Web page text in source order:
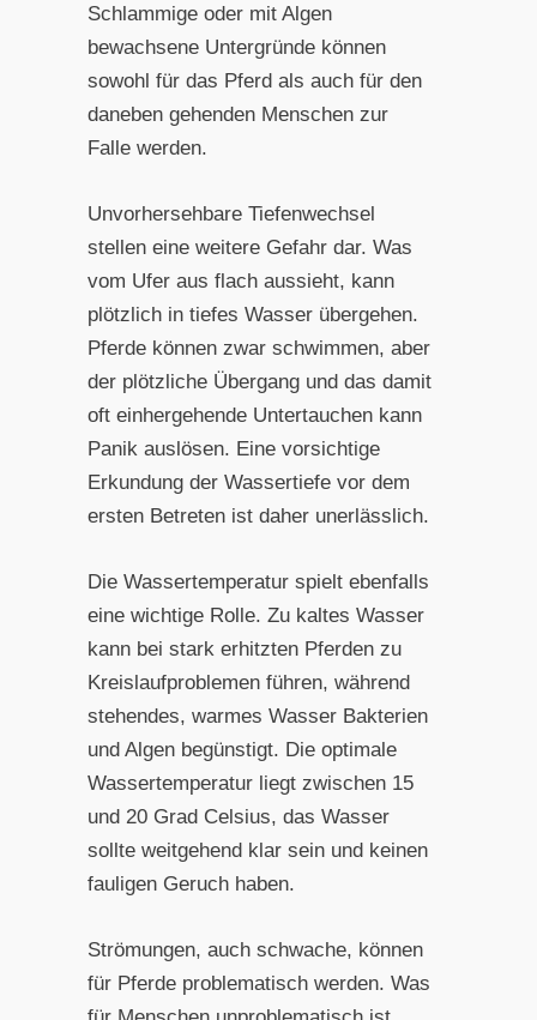
Schlammige oder mit Algen
bewachsene Untergründe können
sowohl für das Pferd als auch für den
daneben gehenden Menschen zur
Falle werden.
Unvorhersehbare Tiefenwechsel
stellen eine weitere Gefahr dar. Was
vom Ufer aus flach aussieht, kann
plötzlich in tiefes Wasser übergehen.
Pferde können zwar schwimmen, aber
der plötzliche Übergang und das damit
oft einhergehende Untertauchen kann
Panik auslösen. Eine vorsichtige
Erkundung der Wassertiefe vor dem
ersten Betreten ist daher unerlässlich.
Die Wassertemperatur spielt ebenfalls
eine wichtige Rolle. Zu kaltes Wasser
kann bei stark erhitzten Pferden zu
Kreislaufproblemen führen, während
stehendes, warmes Wasser Bakterien
und Algen begünstigt. Die optimale
Wassertemperatur liegt zwischen 15
und 20 Grad Celsius, das Wasser
sollte weitgehend klar sein und keinen
fauligen Geruch haben.
Strömungen, auch schwache, können
für Pferde problematisch werden. Was